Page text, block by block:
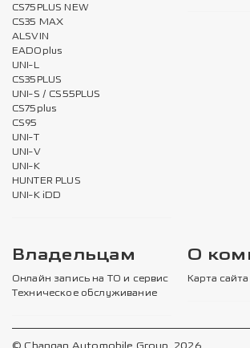
CS75PLUS NEW
CS35 MAX
ALSVIN
EADOplus
UNI-L
CS35PLUS
UNI-S / CS55PLUS
CS75plus
CS95
UNI-T
UNI-V
UNI-K
HUNTER PLUS
UNI-K iDD
Владельцам
Онлайн запись на ТО и сервис
Техническое обслуживание
О
Карта сайта